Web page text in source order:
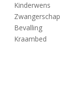
Kinderwens
Zwangerschap
Bevalling
Kraambed